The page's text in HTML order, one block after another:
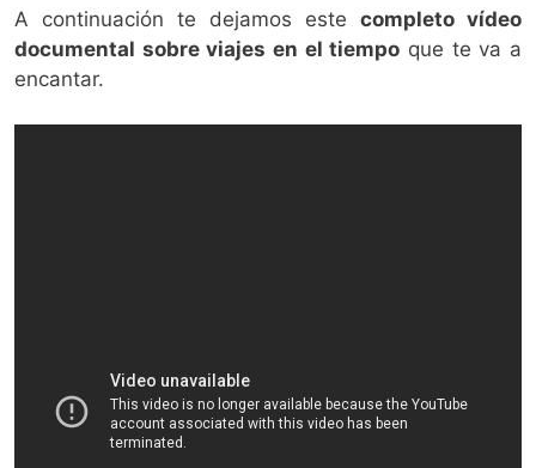
A continuación te dejamos este completo vídeo
documental sobre viajes en el tiempo que te va a
encantar.